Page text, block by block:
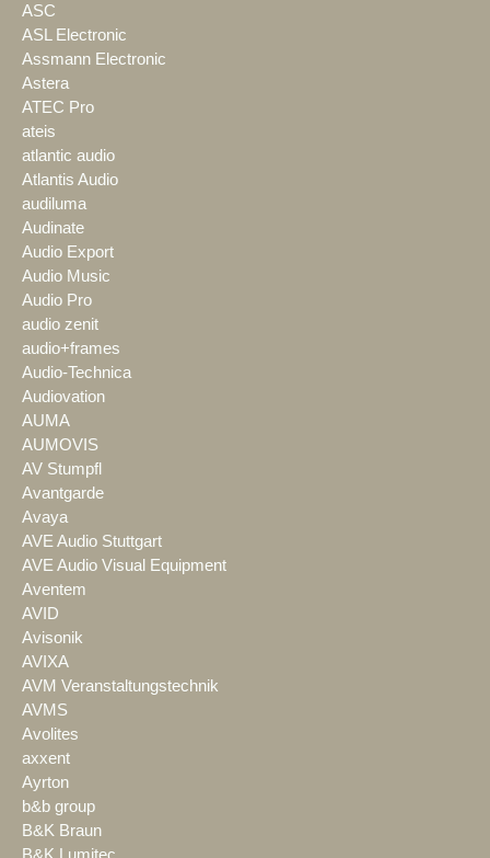
ASC
ASL Electronic
Assmann Electronic
Astera
ATEC Pro
ateis
atlantic audio
Atlantis Audio
audiluma
Audinate
Audio Export
Audio Music
Audio Pro
audio zenit
audio+frames
Audio-Technica
Audiovation
AUMA
AUMOVIS
AV Stumpfl
Avantgarde
Avaya
AVE Audio Stuttgart
AVE Audio Visual Equipment
Aventem
AVID
Avisonik
AVIXA
AVM Veranstaltungstechnik
AVMS
Avolites
axxent
Ayrton
b&b group
B&K Braun
B&K Lumitec